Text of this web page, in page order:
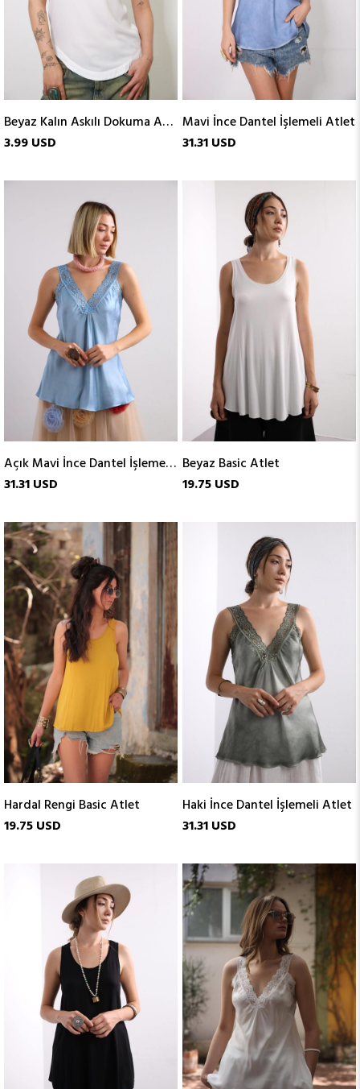
Beyaz Kalın Askılı Dokuma Atlet
3.99 USD
Mavi İnce Dantel İşlemeli Atlet
31.31 USD
Açık Mavi İnce Dantel İşlemeli Atlet
31.31 USD
Beyaz Basic Atlet
19.75 USD
Hardal Rengi Basic Atlet
19.75 USD
Haki İnce Dantel İşlemeli Atlet
31.31 USD